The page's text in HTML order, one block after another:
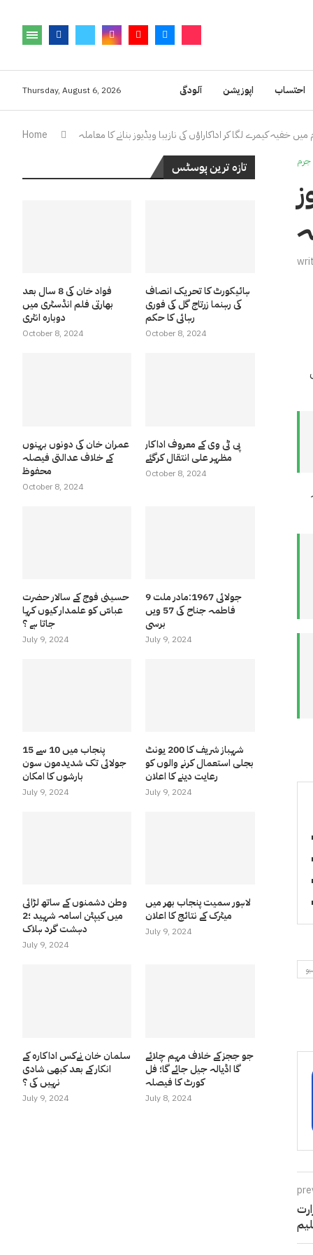
Thursday, August 6, 2026 آلودگی اپوزیشن احتساب
Home خفیہ کیمرے لگا کر اداکاراؤں کی نازیبا ویڈیوز بنانے کا معاملہ
جرم تازہ ترین پوسٹس
فواد خان کی 8 سال بعد
بھارتی فلم انڈسٹری میں
دوبارہ انٹری
October 8, 2024
ہائیکورٹ کا تحریک انصاف
کی رہنما زرتاج گل کی فوری
رہائی کا حکم
October 8, 2024
عمران خان کی دونوں بہنوں
کے خلاف عدالتی فیصلہ
محفوظ
October 8, 2024
پی ٹی وی کے معروف اداکار
مظہر علی انتقال کرگئے
October 8, 2024
حسینی فوج کے سالار حضرت
عباسّ کو علمدار کیوں کہا
جاتا ہے ؟
July 9, 2024
9 جولائی 1967:مادر ملت
فاطمہ جناح کی 57 ویں
برسی
July 9, 2024
پنجاب میں 10 سے 15
جولائی تک شدیدمون سون
بارشوں کا امکان
July 9, 2024
شہباز شریف کا 200 یونٹ
بجلی استعمال کرنے والوں کو
رعایت دینے کا اعلان
July 9, 2024
وطن دشمنوں کے ساتھ لڑائی
میں کیپٹن اسامہ شہید ؛2
دہشت گرد ہلاک
July 9, 2024
لاہور سمیت پنجاب بھر میں
میٹرک کے نتائج کا اعلان
July 9, 2024
سلمان خان نےکس اداکارہ کے
انکار کے بعد کبھی شادی
نہیں کی ؟
July 9, 2024
جو ججز کے خلاف مہم چلائے
گا اڈیالہ جیل جائے گا؛ فل
کورٹ کا فیصلہ
July 8, 2024